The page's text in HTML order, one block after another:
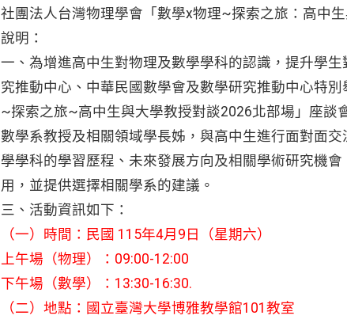
社團法人台灣物理學會「數學x物理~探索之旅：高中
說明：
一、為增進高中生對物理及數學學科的認識，提升學
究推動中心、中華民國數學會及數學研究推動中心特別
~探索之旅~高中生與大學教授對談2026北部場」座談
數學系教授及相關領域學長姊，與高中生進行面對面交
學學科的學習歷程、未來發展方向及相關學術研究機
用，並提供選擇相關學系的建議。
三、活動資訊如下：
（一）時間：民國 115年4月9日（星期六）
上午場（物理）：09:00-12:00
下午場（數學）：13:30-16:30.
（二）地點：國立臺灣大學博雅教學館101教室